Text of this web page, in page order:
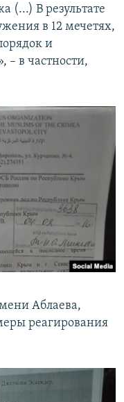
(...) В результате
в 12 мечетях,
и
– в частности,
Аблаева,
реагирования